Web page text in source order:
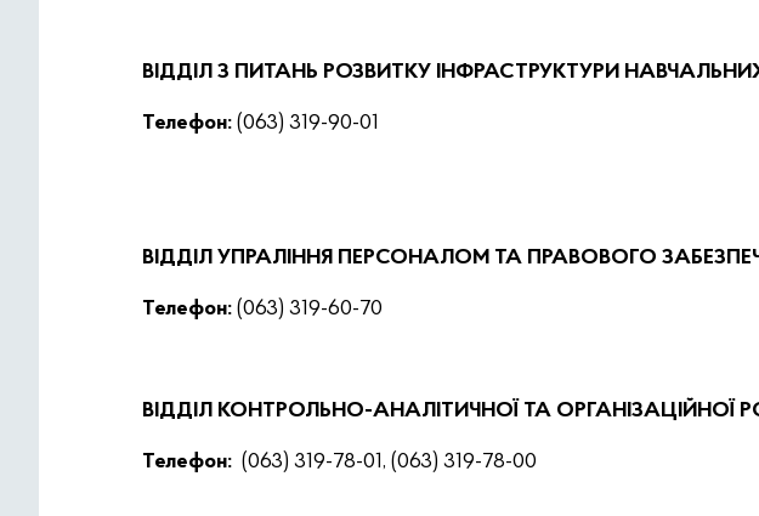
ВІДДІЛ З ПИТАНЬ РОЗВИТКУ ІНФРАСТРУКТУРИ
Телефон: (063) 319-90-01
ВІДДІЛ УПРАЛІННЯ ПЕРСОНАЛОМ ТА ПРАВОВОГО
Телефон: (063) 319-60-70
ВІДДІЛ КОНТРОЛЬНО-АНАЛІТИЧНОЇ ТА ОРГАНІЗАЦІЙНОЇ
Телефон: (063) 319-78-01, (063) 319-78-00